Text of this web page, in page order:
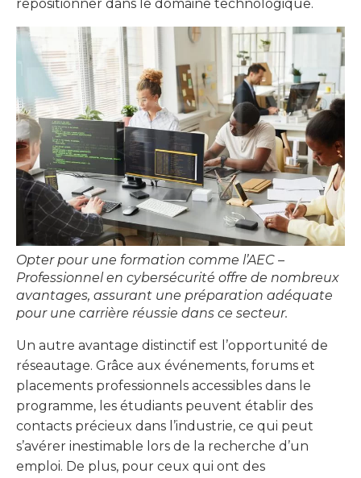
repositionner dans le domaine technologique.
Opter pour une formation comme l’AEC –
Professionnel en cybersécurité offre de nombreux
avantages, assurant une préparation adéquate
pour une carrière réussie dans ce secteur.
Un autre avantage distinctif est l’opportunité de
réseautage. Grâce aux événements, forums et
placements professionnels accessibles dans le
programme, les étudiants peuvent établir des
contacts précieux dans l’industrie, ce qui peut
s’avérer inestimable lors de la recherche d’un
emploi. De plus, pour ceux qui ont des